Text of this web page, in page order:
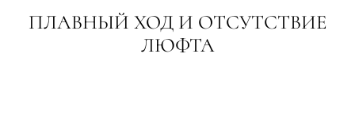
ПЛАВНЫЙ ХОД И ОТСУТСТВИЕ
ЛЮФТА